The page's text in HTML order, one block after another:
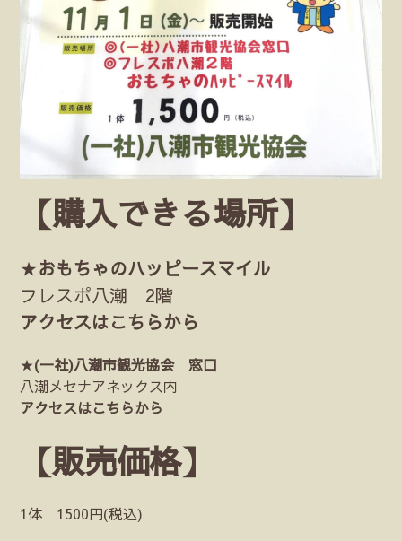
【購入できる場所】
★おもちゃのハッピースマイル
フレスポ八潮 2階
アクセスはこちらから
★(一社)八潮市観光協会 窓口
八潮メセナアネックス内
アクセスはこちらから
【販売価格】
1体 1500円(税込)